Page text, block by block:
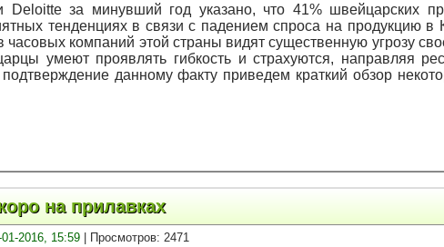
Deloitte за минувший год указано, что 41% швейцарских
тенденциях в связи с падением спроса на продукцию в
компаний этой страны видят существенную угрозу
умеют проявлять гибкость и страхуются, направляя
данному факту приведем краткий обзор
на прилавках
2016, 15:59| Просмотров: 2471